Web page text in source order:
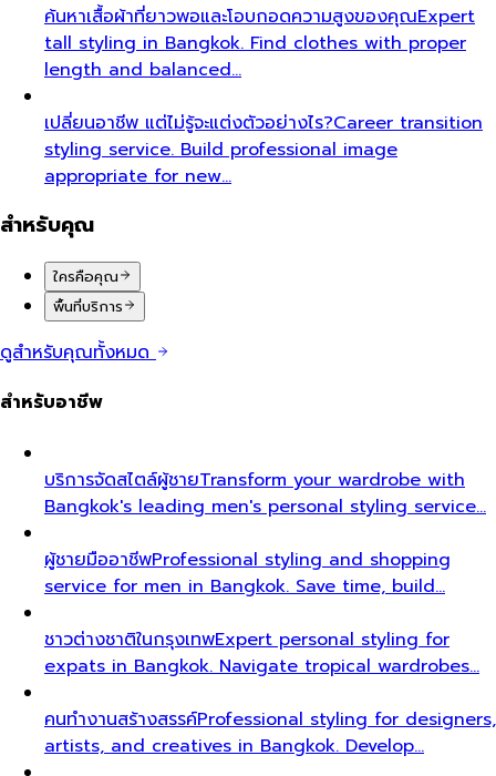
ค้นหาเสื้อผ้าที่ยาวพอและโอบกอดความสูงของคุณExpert
tall styling in Bangkok. Find clothes with proper
length and balanced…
เปลี่ยนอาชีพ แต่ไม่รู้จะแต่งตัวอย่างไร?Career transition
styling service. Build professional image
appropriate for new…
สำหรับคุณ
ใครคือคุณ
พื้นที่บริการ
ดูสำหรับคุณทั้งหมด
สำหรับอาชีพ
บริการจัดสไตล์ผู้ชายTransform your wardrobe with
Bangkok's leading men's personal styling service…
ผู้ชายมืออาชีพProfessional styling and shopping
service for men in Bangkok. Save time, build…
ชาวต่างชาติในกรุงเทพExpert personal styling for
expats in Bangkok. Navigate tropical wardrobes…
คนทำงานสร้างสรรค์Professional styling for designers,
artists, and creatives in Bangkok. Develop…